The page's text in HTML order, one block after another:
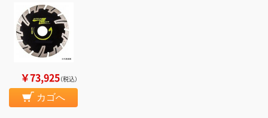
￥73,925（税込）
カゴへ